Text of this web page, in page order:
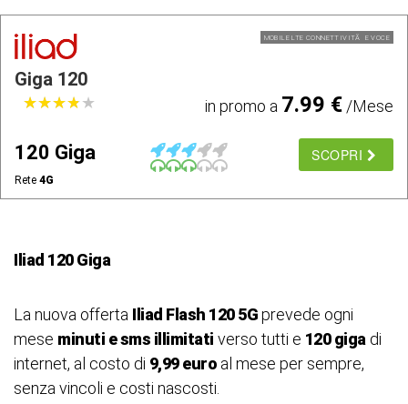
MOBILE LTE CONNETTIVITÃ E VOCE
Giga 120
★★★★★
★★★★★ in promo a 7.99 €/Mese
120 Giga
Rete 4G
SCOPRI
Iliad 120 Giga
La nuova offerta Iliad Flash 120 5Gprevede ogni
mese minuti e sms illimitati verso tutti e 120 giga di
internet, al costo di 9,99 euro al mese per sempre,
senza vincoli e costi nascosti.